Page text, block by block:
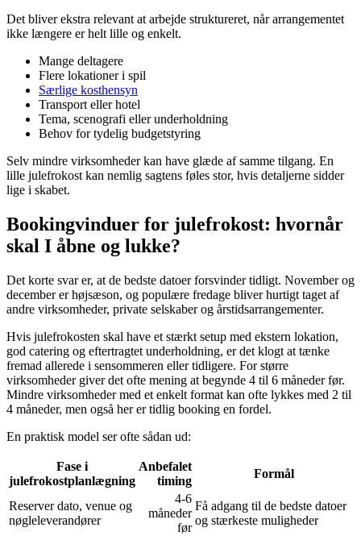
Det bliver ekstra relevant at arbejde struktureret, når arrangementet
ikke længere er helt lille og enkelt.
Mange deltagere
Flere lokationer i spil
Særlige kosthensyn
Transport eller hotel
Tema, scenografi eller underholdning
Behov for tydelig budgetstyring
Selv mindre virksomheder kan have glæde af samme tilgang. En
lille julefrokost kan nemlig sagtens føles stor, hvis detaljerne sidder
lige i skabet.
Bookingvinduer for julefrokost: hvornår
skal I åbne og lukke?
Det korte svar er, at de bedste datoer forsvinder tidligt. November og
december er højsæson, og populære fredage bliver hurtigt taget af
andre virksomheder, private selskaber og årstidsarrangementer.
Hvis julefrokosten skal have et stærkt setup med ekstern lokation,
god catering og eftertragtet underholdning, er det klogt at tænke
fremad allerede i sensommeren eller tidligere. For større
virksomheder giver det ofte mening at begynde 4 til 6 måneder før.
Mindre virksomheder med et enkelt format kan ofte lykkes med 2 til
4 måneder, men også her er tidlig booking en fordel.
En praktisk model ser ofte sådan ud:
Fase i
julefrokostplanlægning
Anbefalet
timing
Formål
Reserver dato, venue og
nøgleleverandører
4-6
måneder
før
Få adgang til de bedste datoer
og stærkeste muligheder